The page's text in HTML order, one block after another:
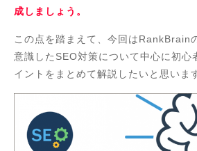
成しましょう。
この点を踏まえて、今回はRankBrain
意識したSEO対策について中心に初心
イントをまとめて解説したいと思いま